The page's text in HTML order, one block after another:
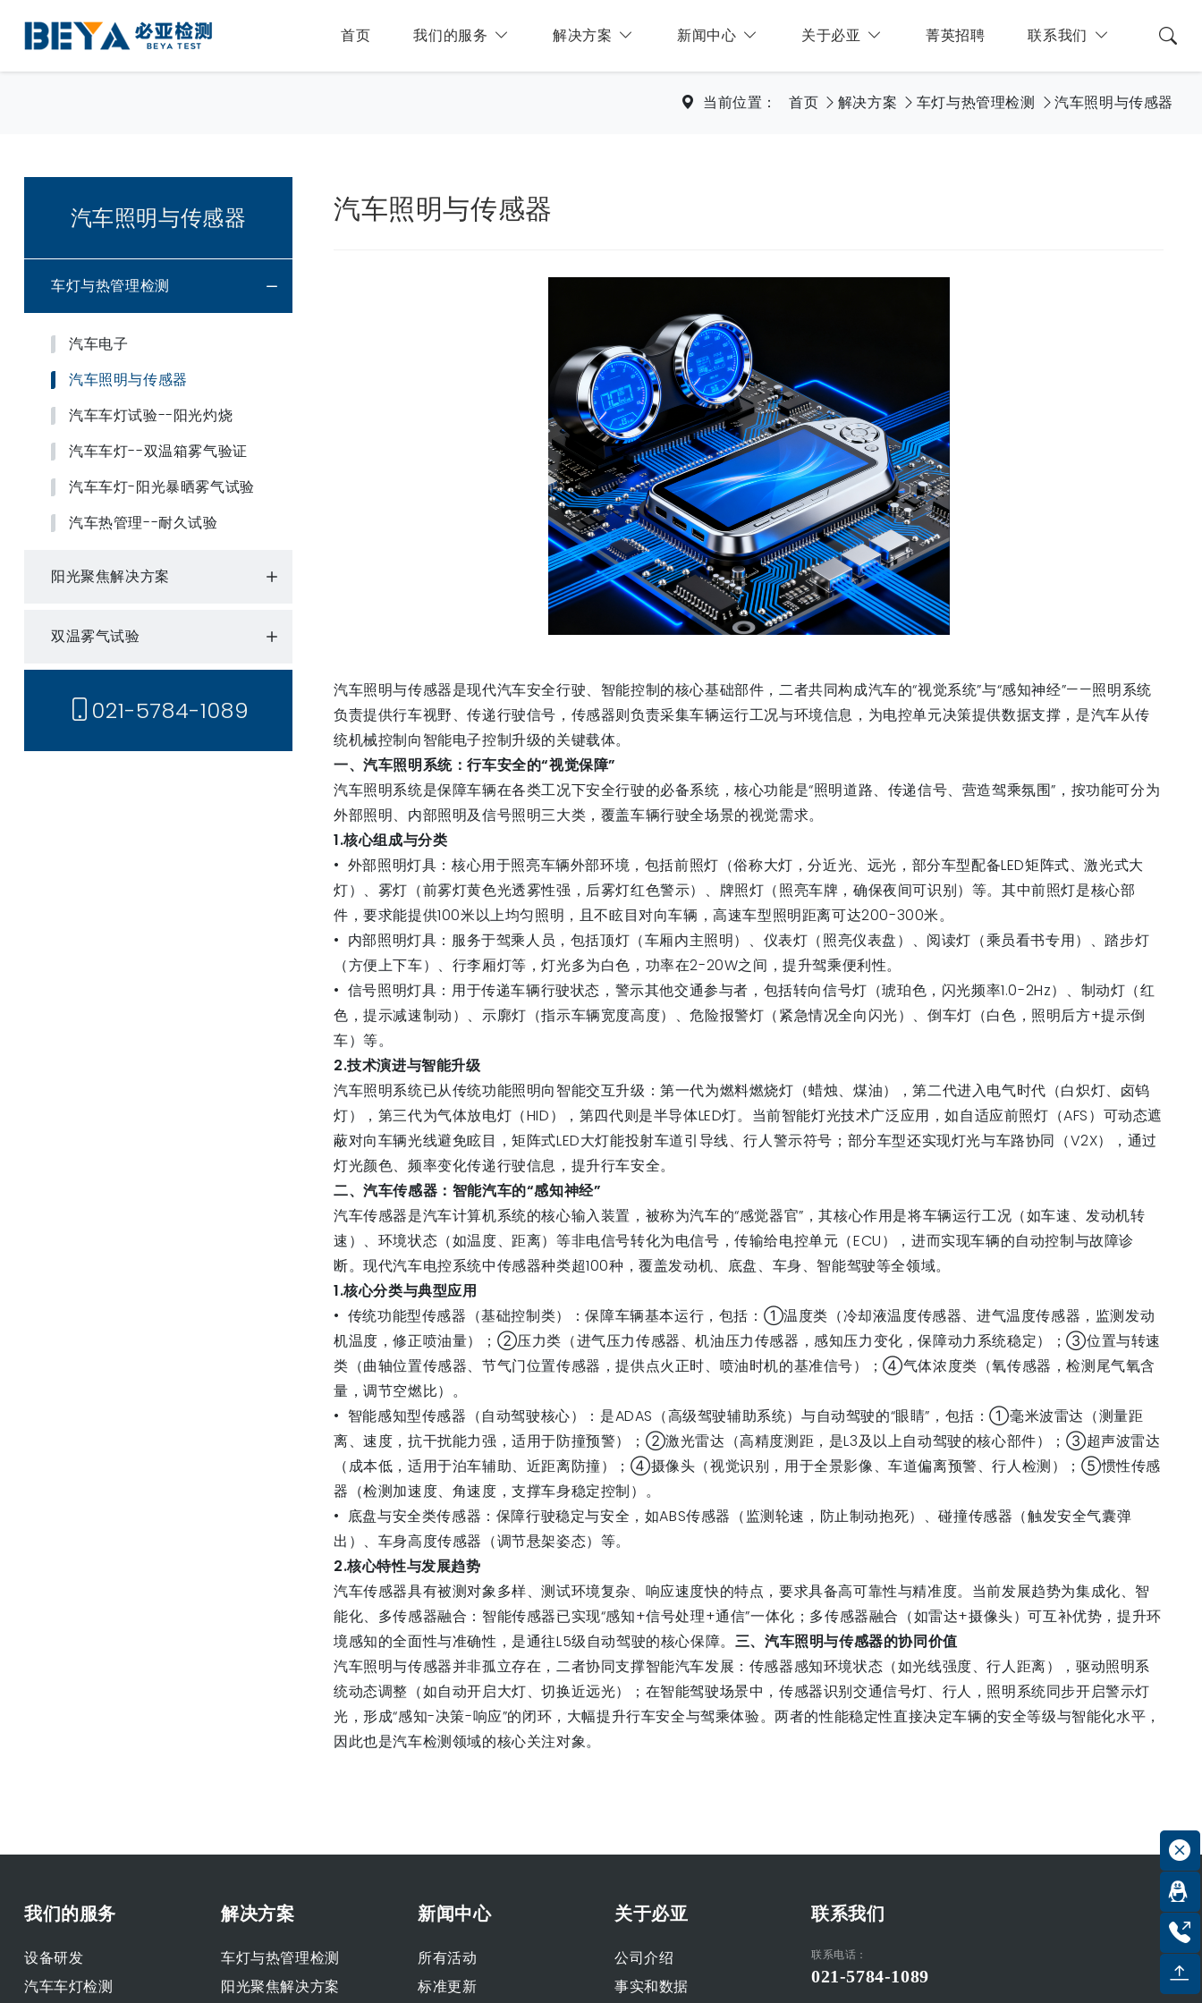
首页 我们的服务 解决方案 新闻中心 关于必亚 菁英招聘 联系我们
当前位置： 首页 解决方案 车灯与热管理检测 汽车照明与传感器
汽车照明与传感器
车灯与热管理检测
汽车电子
汽车照明与传感器
汽车车灯试验--阳光灼烧
汽车车灯--双温箱雾气验证
汽车车灯-阳光暴晒雾气试验
汽车热管理--耐久试验
阳光聚焦解决方案
双温雾气试验
021-5784-1089
汽车照明与传感器
汽车照明与传感器是现代汽车安全行驶、智能控制的核心基础部件，二者共同构成汽车的“视觉系统”与“感知神经”——照明系统
负责提供行车视野、传递行驶信号，传感器则负责采集车辆运行工况与环境信息，为电控单元决策提供数据支撑，是汽车从传
统机械控制向智能电子控制升级的关键载体。
一、汽车照明系统：行车安全的“视觉保障”
汽车照明系统是保障车辆在各类工况下安全行驶的必备系统，核心功能是“照明道路、传递信号、营造驾乘氛围”，按功能可分为
外部照明、内部照明及信号照明三大类，覆盖车辆行驶全场景的视觉需求。
1.核心组成与分类
• 外部照明灯具：核心用于照亮车辆外部环境，包括前照灯（俗称大灯，分近光、远光，部分车型配备LED矩阵式、激光式大
灯）、雾灯（前雾灯黄色光透雾性强，后雾灯红色警示）、牌照灯（照亮车牌，确保夜间可识别）等。其中前照灯是核心部
件，要求能提供100米以上均匀照明，且不眩目对向车辆，高速车型照明距离可达200-300米。
• 内部照明灯具：服务于驾乘人员，包括顶灯（车厢内主照明）、仪表灯（照亮仪表盘）、阅读灯（乘员看书专用）、踏步灯
（方便上下车）、行李厢灯等，灯光多为白色，功率在2-20W之间，提升驾乘便利性。
• 信号照明灯具：用于传递车辆行驶状态，警示其他交通参与者，包括转向信号灯（琥珀色，闪光频率1.0-2Hz）、制动灯（红
色，提示减速制动）、示廓灯（指示车辆宽度高度）、危险报警灯（紧急情况全向闪光）、倒车灯（白色，照明后方+提示倒
车）等。
2.技术演进与智能升级
汽车照明系统已从传统功能照明向智能交互升级：第一代为燃料燃烧灯（蜡烛、煤油），第二代进入电气时代（白炽灯、卤钨
灯），第三代为气体放电灯（HID），第四代则是半导体LED灯。当前智能灯光技术广泛应用，如自适应前照灯（AFS）可动态遮
蔽对向车辆光线避免眩目，矩阵式LED大灯能投射车道引导线、行人警示符号；部分车型还实现灯光与车路协同（V2X），通过
灯光颜色、频率变化传递行驶信息，提升行车安全。
二、汽车传感器：智能汽车的“感知神经”
汽车传感器是汽车计算机系统的核心输入装置，被称为汽车的“感觉器官”，其核心作用是将车辆运行工况（如车速、发动机转
速）、环境状态（如温度、距离）等非电信号转化为电信号，传输给电控单元（ECU），进而实现车辆的自动控制与故障诊
断。现代汽车电控系统中传感器种类超100种，覆盖发动机、底盘、车身、智能驾驶等全领域。
1.核心分类与典型应用
• 传统功能型传感器（基础控制类）：保障车辆基本运行，包括：①温度类（冷却液温度传感器、进气温度传感器，监测发动
机温度，修正喷油量）；②压力类（进气压力传感器、机油压力传感器，感知压力变化，保障动力系统稳定）；③位置与转速
类（曲轴位置传感器、节气门位置传感器，提供点火正时、喷油时机的基准信号）；④气体浓度类（氧传感器，检测尾气氧含
量，调节空燃比）。
• 智能感知型传感器（自动驾驶核心）：是ADAS（高级驾驶辅助系统）与自动驾驶的“眼睛”，包括：①毫米波雷达（测量距
离、速度，抗干扰能力强，适用于防撞预警）；②激光雷达（高精度测距，是L3及以上自动驾驶的核心部件）；③超声波雷达
（成本低，适用于泊车辅助、近距离防撞）；④摄像头（视觉识别，用于全景影像、车道偏离预警、行人检测）；⑤惯性传感
器（检测加速度、角速度，支撑车身稳定控制）。
• 底盘与安全类传感器：保障行驶稳定与安全，如ABS传感器（监测轮速，防止制动抱死）、碰撞传感器（触发安全气囊弹
出）、车身高度传感器（调节悬架姿态）等。
2.核心特性与发展趋势
汽车传感器具有被测对象多样、测试环境复杂、响应速度快的特点，要求具备高可靠性与精准度。当前发展趋势为集成化、智
能化、多传感器融合：智能传感器已实现“感知+信号处理+通信”一体化；多传感器融合（如雷达+摄像头）可互补优势，提升环
境感知的全面性与准确性，是通往L5级自动驾驶的核心保障。 三、汽车照明与传感器的协同价值
汽车照明与传感器并非孤立存在，二者协同支撑智能汽车发展：传感器感知环境状态（如光线强度、行人距离），驱动照明系
统动态调整（如自动开启大灯、切换近远光）；在智能驾驶场景中，传感器识别交通信号灯、行人，照明系统同步开启警示灯
光，形成“感知-决策-响应”的闭环，大幅提升行车安全与驾乘体验。两者的性能稳定性直接决定车辆的安全等级与智能化水平，
因此也是汽车检测领域的核心关注对象。
我们的服务
设备研发
汽车车灯检测
解决方案
车灯与热管理检测
阳光聚焦解决方案
新闻中心
所有活动
标准更新
关于必亚
公司介绍
事实和数据
联系我们
联系电话：
021-5784-1089